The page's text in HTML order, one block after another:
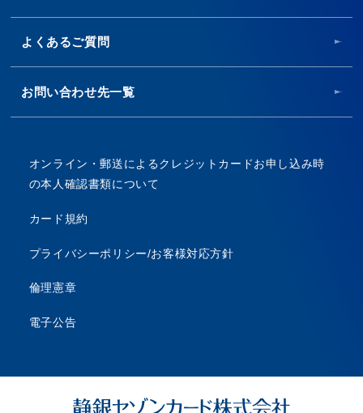
よくあるご質問
お問い合わせ先一覧
オンライン・郵送によるクレジットカードお申し込み時
の本人確認書類について
カード規約
プライバシーポリシー/お客様対応方針
倫理憲章
電子公告